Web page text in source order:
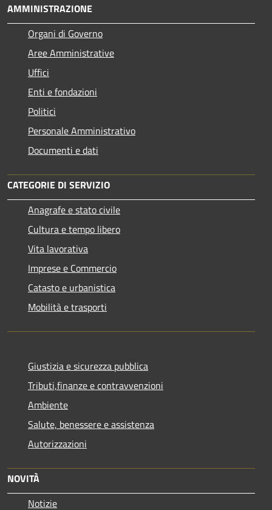
AMMINISTRAZIONE
Organi di Governo
Aree Amministrative
Uffici
Enti e fondazioni
Politici
Personale Amministrativo
Documenti e dati
CATEGORIE DI SERVIZIO
Anagrafe e stato civile
Cultura e tempo libero
Vita lavorativa
Imprese e Commercio
Catasto e urbanistica
Mobilità e trasporti
Giustizia e sicurezza pubblica
Tributi,finanze e contravvenzioni
Ambiente
Salute, benessere e assistenza
Autorizzazioni
NOVITÀ
Notizie